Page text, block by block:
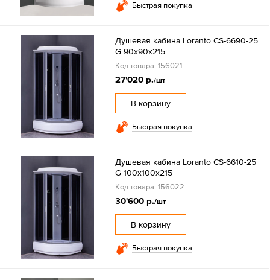
Быстрая покупка
Душевая кабина Loranto CS-6690-25
G 90х90х215
Код товара: 156021
27'020 р./шт
В корзину
Быстрая покупка
Душевая кабина Loranto CS-6610-25
G 100х100х215
Код товара: 156022
30'600 р./шт
В корзину
Быстрая покупка